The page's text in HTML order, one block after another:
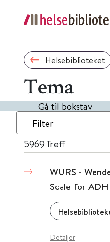
Helsebiblioteket
Tema
Gå til bokstav
Filter
5969 Treff
WURS -
Scale for
Detaljer